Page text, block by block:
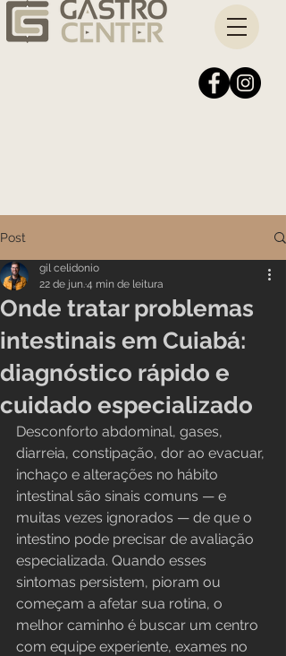
Post
Onde tratar problemas
intestinais em Cuiabá:
diagnóstico rápido e
cuidado especializado
gil celidonio
22 de jun.4 min de leitura
Desconforto abdominal, gases,
diarreia, constipação, dor ao evacuar,
inchaço e alterações no hábito
intestinal são sinais comuns — e
muitas vezes ignorados — de que o
intestino pode precisar de avaliação
especializada. Quando esses
sintomas persistem, pioram ou
começam a afetar sua rotina, o
melhor caminho é buscar um centro
com equipe experiente, exames no